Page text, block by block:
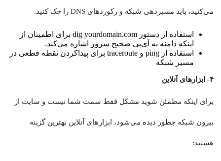
می‌کنید، باید مسیردهی شبکه و رکوردهای DNS را چک کنید.
استفاده از دستور dig yourdomain.com برای اطمینان از
اینکه دامنه به آی‌پی صحیح سرور اشاره می‌کند.
استفاده از ping و traceroute برای پیداکردن نقطه قطعی در
مسیر شبکه
۴- ابزارهای آنلاین
برای اینکه مطمئن شوید مشکل فقط سمت شما نیست و سایت از
بیرون شبکه چطور دیده می‌شود، ابزارهای آنلاین بهترین گزینه
هستند: